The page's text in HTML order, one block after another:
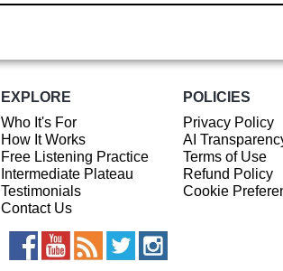
EXPLORE
Who It's For
How It Works
Free Listening Practice
Intermediate Plateau
Testimonials
Contact Us
POLICIES
Privacy Policy
AI
Terms of Use
Refund Policy
Cookie